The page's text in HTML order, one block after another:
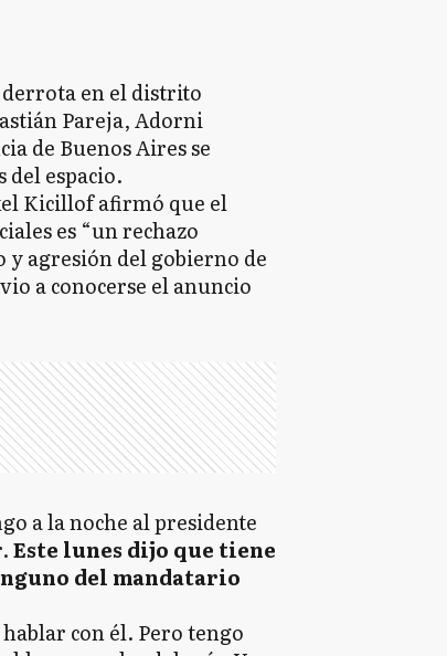
en el distrito
Pareja, Adorni
de Buenos Aires se
espacio.
Kicillof afirmó que el
es “un rechazo
agresión del gobierno de
a conocerse el anuncio
a la noche al presidente
Este lunes dijo que tiene
del mandatario
con él. Pero tengo